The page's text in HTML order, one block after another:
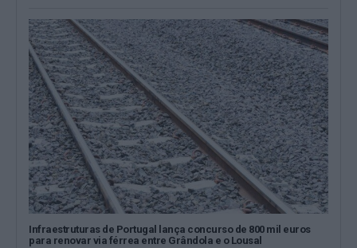
Infraestruturas de Portugal lança concurso de 800 mil euros
para renovar via férrea entre Grândola e o Lousal